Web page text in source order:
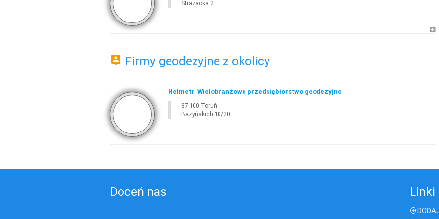
Strażacka 2
Firmy geodezyjne z okolicy
Helmetr. Wielobranżowe przedsiębiorstwo geodezyjne
87-100 Toruń
Bażyńskich 10/20
Doceń nas Linki